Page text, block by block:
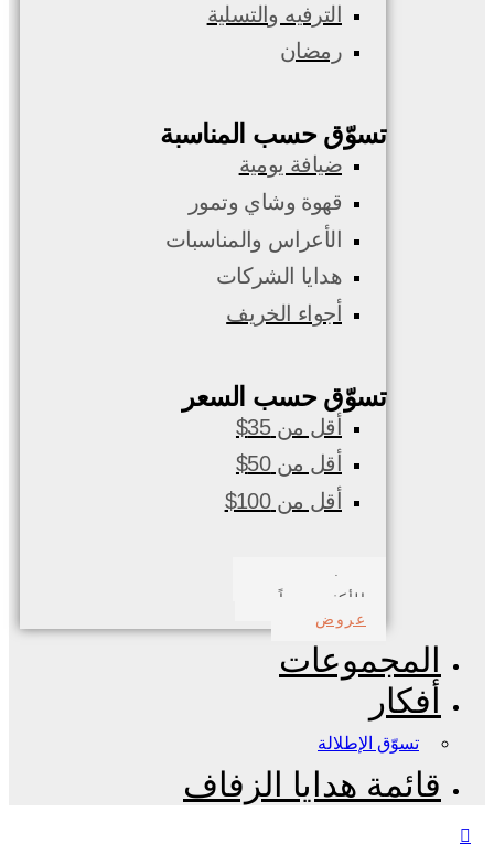
الترفيه والتسلية
رمضان
تسوّق حسب المناسبة
ضيافة يومية
قهوة وشاي وتمور
الأعراس والمناسبات
هدايا الشركات
أجواء الخريف
تسوّق حسب السعر
أقل من 35$
أقل من 50$
أقل من 100$
صدف بحري
الأكثر مبيعاً
عروض
المجموعات
أفكار
تسوّق الإطلالة
قائمة هدايا الزفاف